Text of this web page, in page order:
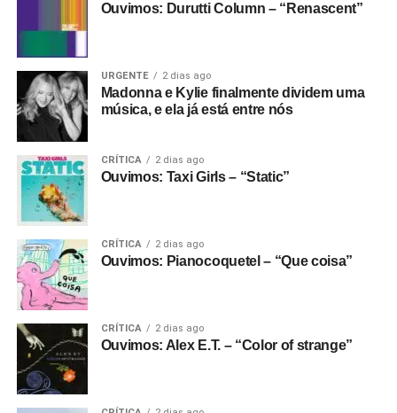
Ouvimos: Durutti Column – “Renascent”
URGENTE 2 dias ago
Madonna e Kylie finalmente dividem uma
música, e ela já está entre nós
CRÍTICA 2 dias ago
Ouvimos: Taxi Girls – “Static”
CRÍTICA 2 dias ago
Ouvimos: Pianocoquetel – “Que coisa”
CRÍTICA 2 dias ago
Ouvimos: Alex E.T. – “Color of strange”